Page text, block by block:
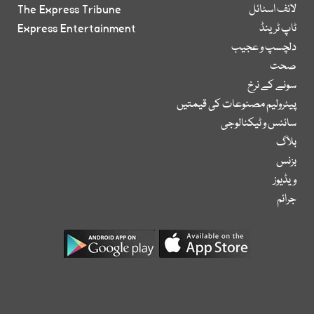
لائف اسٹائل
ٹاپ ٹرینڈ
دلچسپ و عجیب
صحت
سونے کے نرخ
پیٹرولیم مصنوعات کی قیمتیں
سائنس و ٹیکنالوجی
بلاگ
بزنس
ویڈیوز
جرائم
The Express Tribune
Express Entertainment